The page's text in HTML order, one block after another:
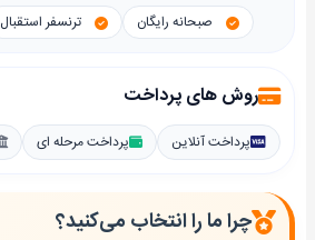
صبحانه رایگان ترنسفر استقبال
روش های پرداخت
پرداخت آنلاین پرداخت مرحله ای
چرا ما را انتخاب می‌کنید؟